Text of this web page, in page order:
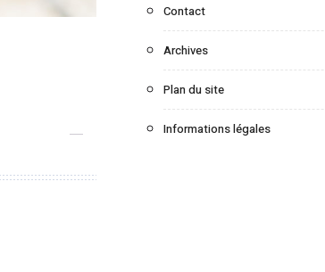
Contact
Archives
Plan du site
Informations légales